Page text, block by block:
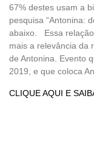
67% destes usam a
pesquisa “Antonina:
abaixo. Essa relação
mais a relevância da
de Antonina. Evento
2019, e que coloca
CLIQUE AQUI E